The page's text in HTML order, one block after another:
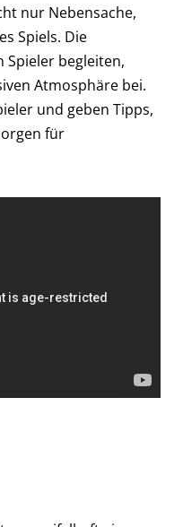
nur Nebensache,
Spiels. Die
Spieler begleiten,
Atmosphäre bei.
und geben Tipps,
für